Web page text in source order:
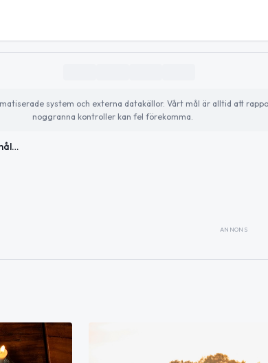
system och externa datakällor. Vårt mål är alltid att
noggranna kontroller kan fel förekomma.
Skåla och måla – keramikmålning i Åre
ANNONS